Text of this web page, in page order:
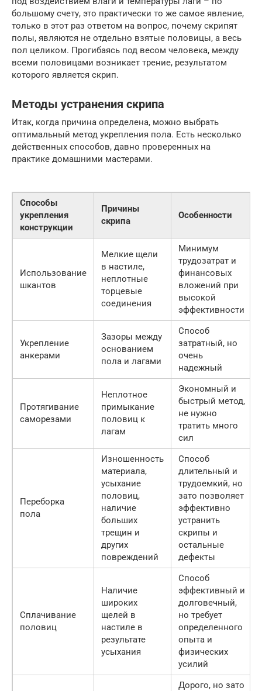
большому счету, это практически то же самое явление,
только в этот раз ответом на вопрос, почему скрипят
полы, являются не отдельно взятые половицы, а весь
пол целиком. Прогибаясь под весом человека, между
всеми половицами возникает трение, результатом
которого является скрип.
Методы устранения скрипа
Итак, когда причина определена, можно выбрать
оптимальный метод укрепления пола. Есть несколько
действенных способов, давно проверенных на
практике домашними мастерами.
Способы
укрепления
конструкции
Причины
скрипа
Особенности
Использование
шкантов
Мелкие щели
в настиле,
неплотные
торцевые
соединения
Минимум
трудозатрат и
финансовых
вложений при
высокой
эффективности
Укрепление
анкерами
Зазоры между
основанием
пола и лагами
Способ
затратный, но
очень
надежный
Протягивание
саморезами
Неплотное
примыкание
половиц к
лагам
Экономный и
быстрый метод,
не нужно
тратить много
сил
Переборка
пола
Изношенность
материала,
усыхание
половиц,
наличие
больших
трещин и
других
повреждений
Способ
длительный и
трудоемкий, но
зато позволяет
эффективно
устранить
скрипы и
остальные
дефекты
Сплачивание
половиц
Наличие
широких
щелей в
настиле в
результате
усыхания
Способ
эффективный и
долговечный,
но требует
определенного
опыта и
физических
усилий
Дорого, но зато